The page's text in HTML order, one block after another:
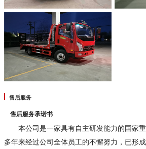
售后服务
售后服务承诺书
本公司是一家具有自主研发能力的国家重
多年来经过公司全体员工的不懈努力，已形